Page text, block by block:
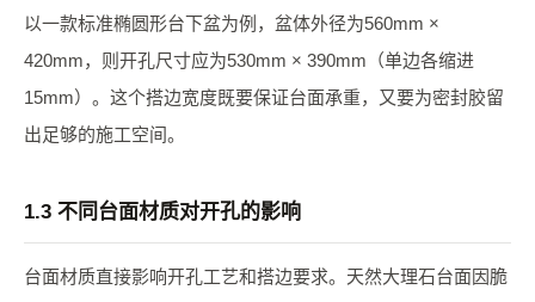
以一款标准椭圆形台下盆为例，盆体外径为560mm ×
420mm，则开孔尺寸应为530mm × 390mm（单边各缩进
15mm）。这个搭边宽度既要保证台面承重，又要为密封胶留
出足够的施工空间。
1.3 不同台面材质对开孔的影响
台面材质直接影响开孔工艺和搭边要求。天然大理石台面因脆